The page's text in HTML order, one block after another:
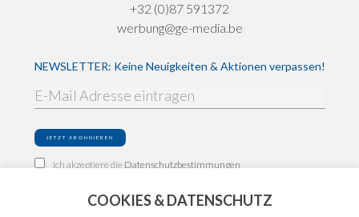
+32 (0)87 591372
werbung@ge-media.be
NEWSLETTER: Keine Neuigkeiten & Aktionen verpassen!
Ich akzeptiere die Datenschutzbestimmungen
Impressum
COOKIES & DATENSCHUTZ